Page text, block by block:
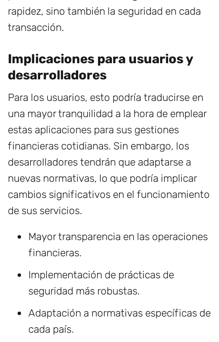
rapidez, sino también la seguridad en cada
transacción.
Implicaciones para usuarios y
desarrolladores
Para los usuarios, esto podría traducirse en
una mayor tranquilidad a la hora de emplear
estas aplicaciones para sus gestiones
financieras cotidianas. Sin embargo, los
desarrolladores tendrán que adaptarse a
nuevas normativas, lo que podría implicar
cambios significativos en el funcionamiento
de sus servicios.
Mayor transparencia en las operaciones
financieras.
Implementación de prácticas de
seguridad más robustas.
Adaptación a normativas específicas de
cada país.